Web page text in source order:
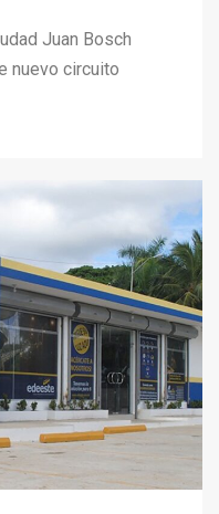
Juan Bosch
nuevo circuito